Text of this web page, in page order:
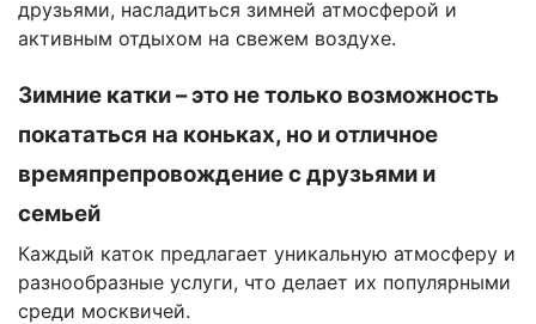
друзьями, насладиться зимней атмосферой и
активным отдыхом на свежем воздухе.
Зимние катки – это не только возможность
покататься на коньках, но и отличное
времяпрепровождение с друзьями и
семьей
Каждый каток предлагает уникальную атмосферу и
разнообразные услуги, что делает их популярными
среди москвичей.